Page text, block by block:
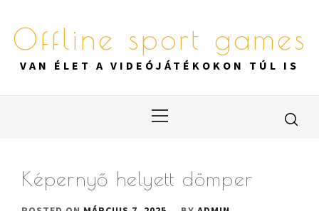
content
Offline sport games
VAN ÉLET A VIDEÓJÁTÉKOKON TÚL IS
Menu
Képernyő helyett dömper